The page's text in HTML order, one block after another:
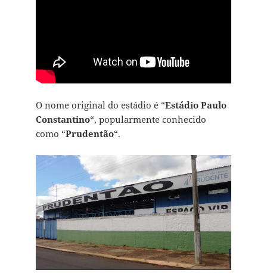
O nome original do estádio é “Estádio Paulo
Constantino“, popularmente conhecido
como “Prudentão“.